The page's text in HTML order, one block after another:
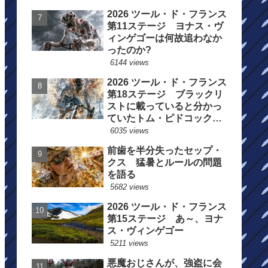
2026 ツール・ド・フランス
第11ステージ ヨナス・ヴ
ィンゲゴーは何故追わなか
ったのか?
6144 views
2026 ツール・ド・フランス
第18ステージ ブラックリ
ストに載っていると分かっ
ていたトム・ピドコックは
総合順位死守に
6035 views
前歯を半分失ったセップ・
クス 猛暑とルールの問題
を語る
5682 views
2026 ツール・ド・フランス
第15ステージ あ～、ヨナ
ス・ヴィンゲゴー
5211 views
悪魔おじさんが、強盗に会